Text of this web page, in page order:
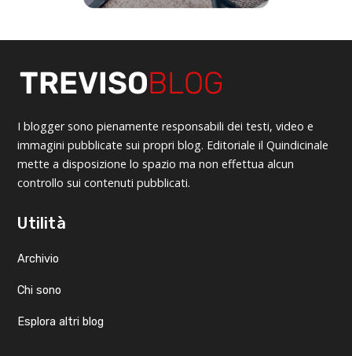
I blogger sono pienamente responsabili dei testi, video e
immagini pubblicate sui propri blog. Editoriale il Quindicinale
mette a disposizione lo spazio ma non effettua alcun
controllo sui contenuti pubblicati.
Utilità
Archivio
Chi sono
Esplora altri blog